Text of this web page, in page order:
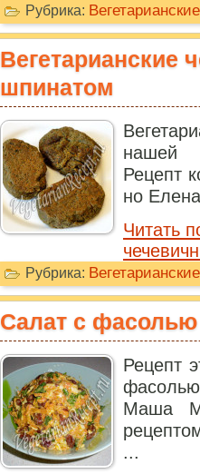
Рубрика:
Вегетарианские
шпинатом
нашей
Рецепт
но
Читать
Рубрика:
Салат с
Рецепт
Маша
...